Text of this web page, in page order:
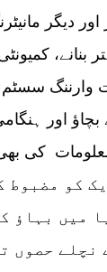
دیگر
وارننگ سسٹم
بچاؤ اور
معلومات کی
کو مضبوط
میں بہاؤ
نچلے حصوں